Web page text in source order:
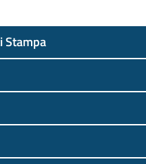
Stampa